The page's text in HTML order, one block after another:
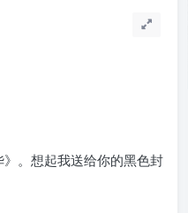
。想起我送给你的黑色封